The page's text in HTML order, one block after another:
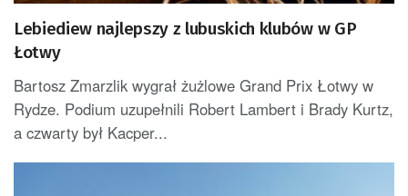
Lebiediew najlepszy z lubuskich klubów w GP
Łotwy
Bartosz Zmarzlik wygrał żużlowe Grand Prix Łotwy w
Rydze. Podium uzupełnili Robert Lambert i Brady Kurtz,
a czwarty był Kacper...